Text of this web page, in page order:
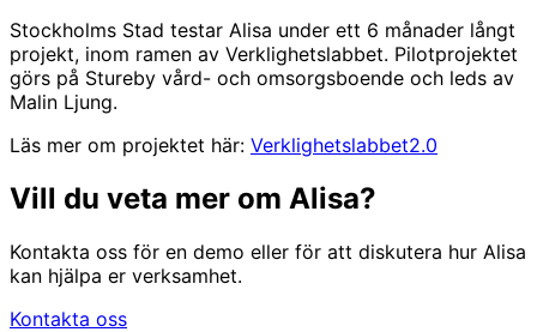
Stockholms Stad testar Alisa under ett 6 månader långt
projekt, inom ramen av Verklighetslabbet. Pilotprojektet
görs på Stureby vård- och omsorgsboende och leds av
Malin Ljung.
Läs mer om projektet här: Verklighetslabbet2.0
Vill du veta mer om Alisa?
Kontakta oss för en demo eller för att diskutera hur Alisa
kan hjälpa er verksamhet.
Kontakta oss